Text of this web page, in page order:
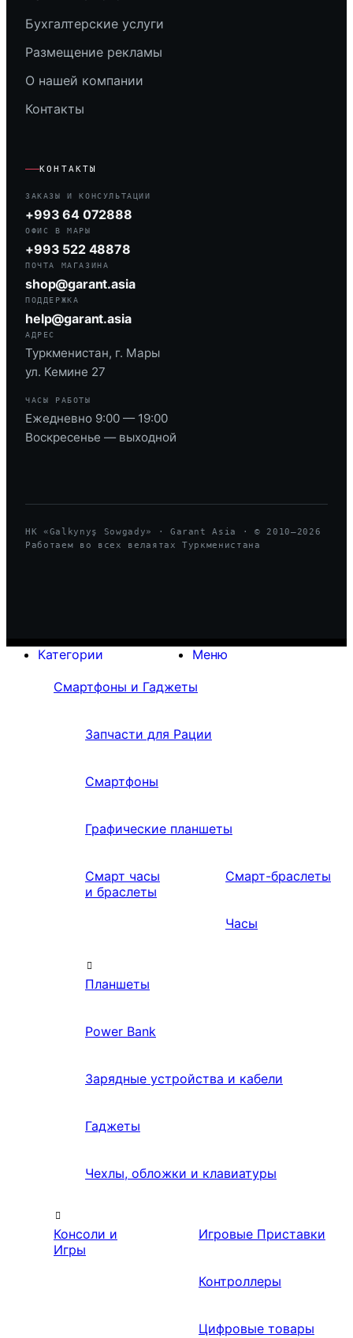
Бухгалтерские услуги
Размещение рекламы
О нашей компании
Контакты
КОНТАКТЫ
ЗАКАЗЫ И КОНСУЛЬТАЦИИ
+993 64 072888
ОФИС В МАРЫ
+993 522 48878
ПОЧТА МАГАЗИНА
shop@garant.asia
ПОДДЕРЖКА
help@garant.asia
АДРЕС
Туркменистан, г. Мары
ул. Кемине 27
ЧАСЫ РАБОТЫ
Ежедневно 9:00 — 19:00
Воскресенье — выходной
HK «Galkynyş Sowgady» · Garant Asia · © 2010—2026
Работаем во всех велаятах Туркменистана
Меню
Категории
Смартфоны и Гаджеты
Запчасти для Рации
Смартфоны
Графические планшеты
Смарт часы
и браслеты
Смарт-браслеты
Часы
Планшеты
Power Bank
Зарядные устройства и кабели
Гаджеты
Чехлы, обложки и клавиатуры
Консоли и
Игры
Игровые Приставки
Контроллеры
Цифровые товары